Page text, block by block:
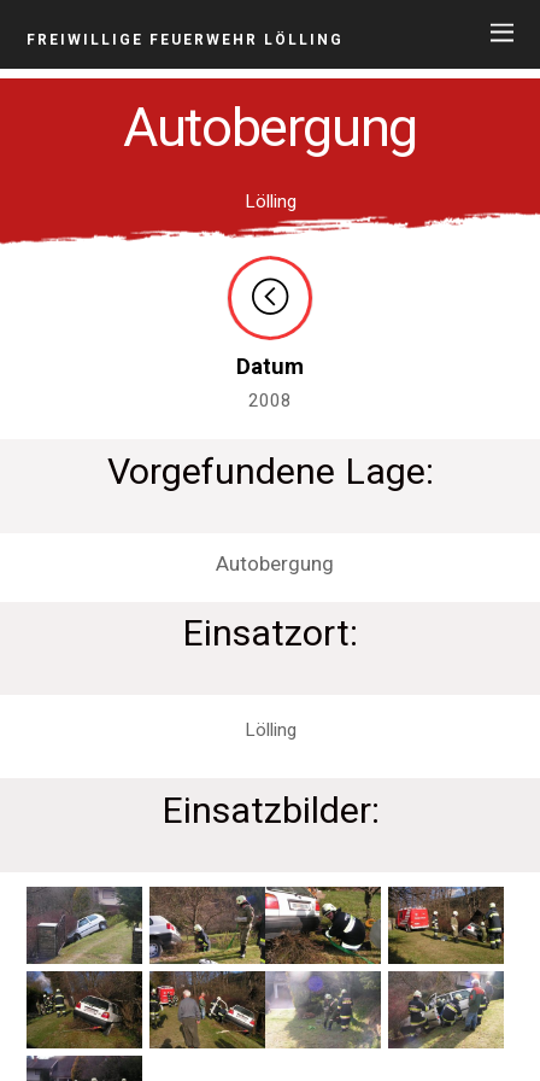
FREIWILLIGE FEUERWEHR LÖLLING
Autobergung
Lölling
Datum
2008
Vorgefundene Lage:
Autobergung
Einsatzort:
Lölling
Einsatzbilder: